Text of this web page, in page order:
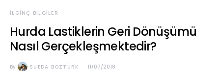
İLGINÇ BILGILER
Hurda Lastiklerin Geri Dönüşümü
Nasıl Gerçekleşmektedir?
By SUEDA BOZTÜRK 11/07/2018